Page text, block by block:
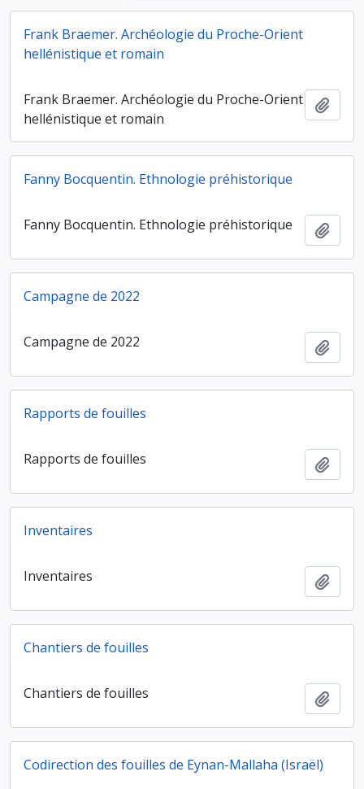
Frank Braemer. Archéologie du Proche-Orient
hellénistique et romain
Frank Braemer. Archéologie du Proche-Orient
hellénistique et romain
Fanny Bocquentin. Ethnologie préhistorique
Fanny Bocquentin. Ethnologie préhistorique
Campagne de 2022
Campagne de 2022
Rapports de fouilles
Rapports de fouilles
Inventaires
Inventaires
Chantiers de fouilles
Chantiers de fouilles
Codirection des fouilles de Eynan-Mallaha (Israël)